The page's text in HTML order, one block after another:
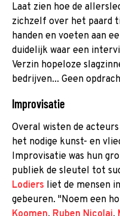
Laat zien hoe de
zichzelf over het paard
handen en voeten aan
duidelijk waar een
Verzin hopeloze
bedrijven... Geen
Improvisatie
Overal wisten de
het nodige kunst- en
Improvisatie was hun
publiek de sleutel tot
Lodiers liet de mensen
gebeuren. "Noem een